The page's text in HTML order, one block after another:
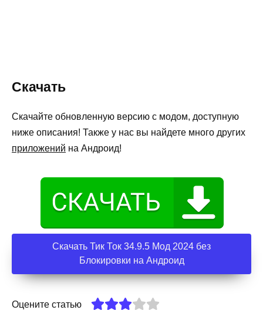
Скачать
Скачайте обновленную версию с модом, доступную
ниже описания! Также у нас вы найдете много других
приложений на Андроид!
Скачать Тик Ток 34.9.5 Мод 2024 без
Блокировки на Андроид
Оцените статью